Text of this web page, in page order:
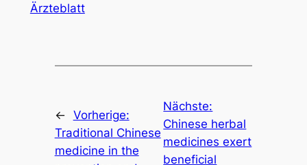
Ärzteblatt
← Vorherige:
Traditional Chinese
medicine in the
Nächste:
Chinese herbal
medicines exert
beneficial